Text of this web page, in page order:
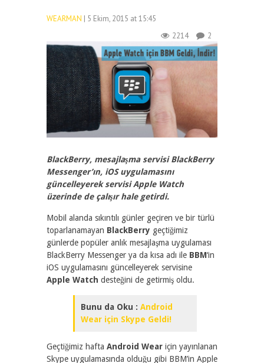
WEARMAN | 5 Ekim, 2015 at 15:45
2214
2
BlackBerry, mesajlaşma servisi BlackBerry
Messenger’ın, iOS uygulamasını
güncelleyerek servisi Apple Watch
üzerinde de çalışır hale getirdi.
Mobil alanda sıkıntılı günler geçiren ve bir türlü
toparlanamayan BlackBerry geçtiğimiz
günlerde popüler anlık mesajlaşma uygulaması
BlackBerry Messenger ya da kısa adı ile BBM‘in
iOS uygulamasını güncelleyerek servisine
Apple Watch desteğini de getirmiş oldu.
Bunu da Oku : Android
Wear için Skype Geldi!
Geçtiğimiz hafta Android Wear için yayınlanan
Skype uygulamasında olduğu gibi BBM’in Apple